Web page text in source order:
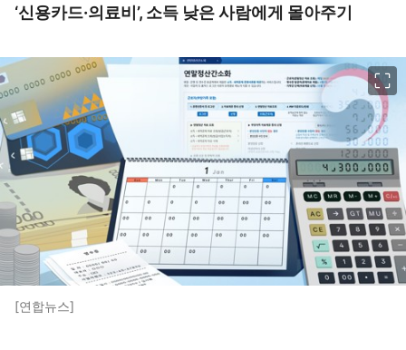
‘신용카드·의료비’, 소득 낮은 사람에게 몰아주기
[연합뉴스]